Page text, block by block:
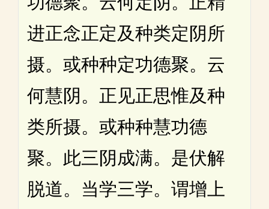
进正念正定及种类定阴所
摄。或种种定功德聚。云
何慧阴。正见正思惟及种
类所摄。或种种慧功德
聚。此三阴成满。是伏解
脱道。当学三学。谓增上